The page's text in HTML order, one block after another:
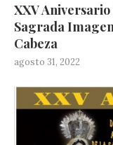
XXV
Sagrada
Cabeza
agosto 31, 2022